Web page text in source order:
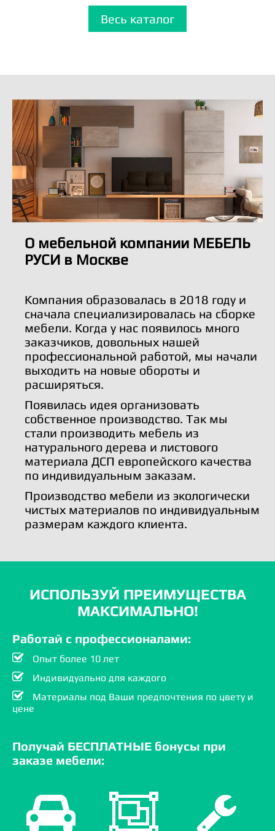
Весь каталог
О мебельной компании МЕБЕЛЬ
РУСИ в Москве
Компания образовалась в 2018 году и
сначала специализировалась на сборке
мебели. Когда у нас появилось много
заказчиков, довольных нашей
профессиональной работой, мы начали
выходить на новые обороты и
расширяться.
Появилась идея организовать
собственное производство. Так мы
стали производить мебель из
натурального дерева и листового
материала ДСП европейского качества
по индивидуальным заказам.
Производство мебели из экологически
чистых материалов по индивидуальным
размерам каждого клиента.
ИСПОЛЬЗУЙ ПРЕИМУЩЕСТВА
МАКСИМАЛЬНО!
Работай с профессионалами:
Опыт более 10 лет
Индивидуально для каждого
Материалы под Ваши предпочтения по цвету и
цене
Получай БЕСПЛАТНЫЕ бонусы при
заказе мебели: